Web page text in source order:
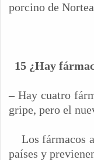
porcino de
15 ¿Hay
– Hay cuatro
gripe, pero el
Los fármacos
países y